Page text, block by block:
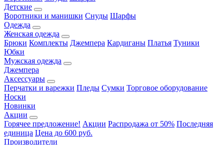
Детские
Воротники и манишки Снуды Шарфы
Одежда
Женская одежда
Брюки Комплекты Джемпера Кардиганы Платья Туники
Юбки
Мужская одежда
Джемпера
Аксессуары
Перчатки и варежки Пледы Сумки Торговое оборудование
Носки
Новинки
Акции
Горячее предложение! Акции Распродажа от 50% Последняя
единица Цена до 600 руб.
Производители